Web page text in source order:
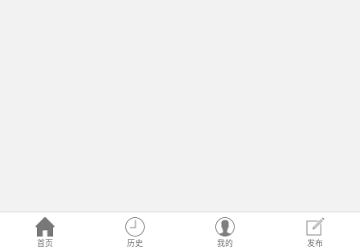
首页 历史 我的 发布